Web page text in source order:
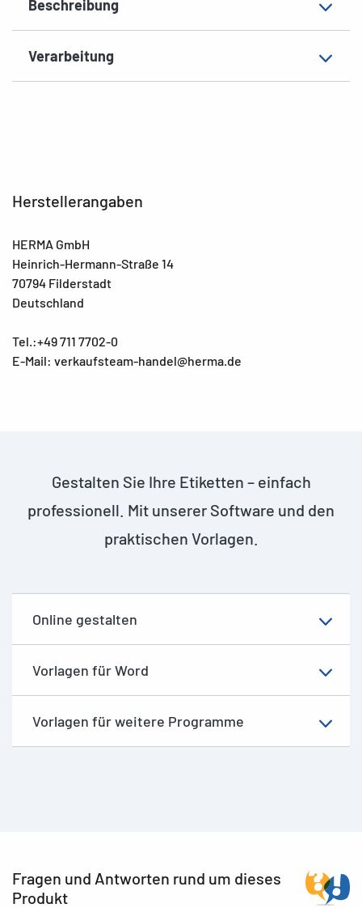
Beschreibung
Verarbeitung
Herstellerangaben
HERMA GmbH
Heinrich-Hermann-Straße 14
70794 Filderstadt
Deutschland
Tel.:+49 711 7702-0
E-Mail: verkaufsteam-handel@herma.de
Gestalten Sie Ihre Etiketten – einfach
professionell. Mit unserer Software und den
praktischen Vorlagen.
Online gestalten
Vorlagen für Word
Vorlagen für weitere Programme
Fragen und Antworten rund um dieses
Produkt